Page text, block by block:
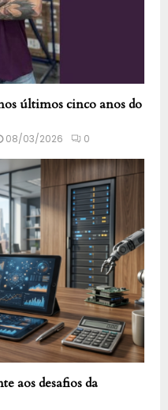
últimos cinco anos do
08/03/2026 0
aos desafios da